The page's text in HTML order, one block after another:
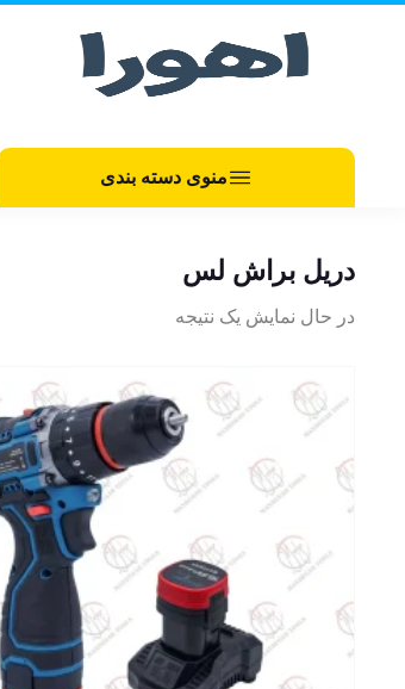
منوی دسته بندی
دریل براش لس
در حال نمایش یک نتیجه